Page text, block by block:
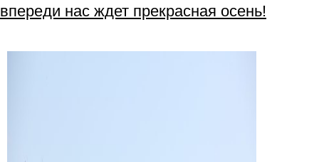
впереди нас ждет прекрасная осень!